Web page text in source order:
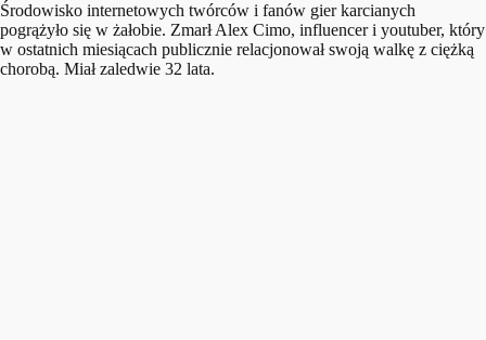
Środowisko internetowych twórców i fanów gier karcianych
pogrążyło się w żałobie. Zmarł Alex Cimo, influencer i youtuber, który
w ostatnich miesiącach publicznie relacjonował swoją walkę z ciężką
chorobą. Miał zaledwie 32 lata.